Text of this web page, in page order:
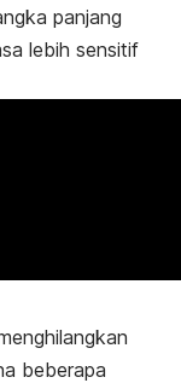
panjang
lebih sensitif
beberapa